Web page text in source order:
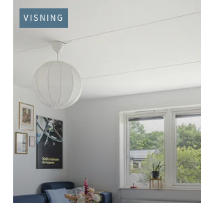
PÅGÅENDE (17)
VISNING